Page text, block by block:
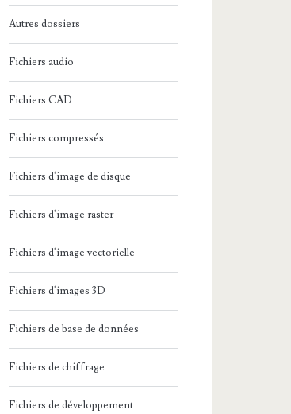
Autres dossiers
Fichiers audio
Fichiers CAD
Fichiers compressés
Fichiers d'image de disque
Fichiers d'image raster
Fichiers d'image vectorielle
Fichiers d'images 3D
Fichiers de base de données
Fichiers de chiffrage
Fichiers de développement